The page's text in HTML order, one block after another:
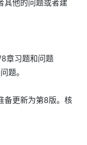
其他的问题或者建
章习题和问题
题。
备更新为第8版。核